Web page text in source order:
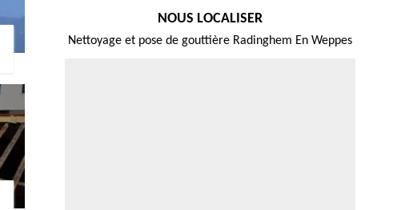
NOUS LOCALISER
Nettoyage et pose de gouttière Radinghem En Weppes